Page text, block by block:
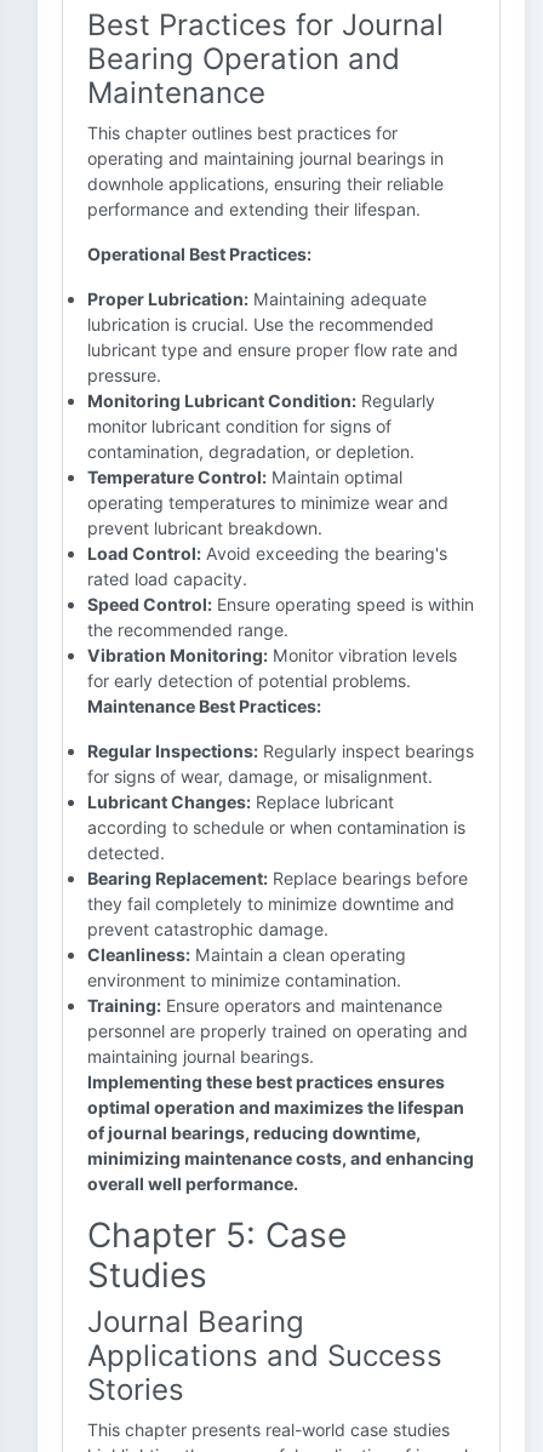
Best Practices for Journal
Bearing Operation and
Maintenance
This chapter outlines best practices for
operating and maintaining journal bearings in
downhole applications, ensuring their reliable
performance and extending their lifespan.
Operational Best Practices:
Proper Lubrication: Maintaining adequate
lubrication is crucial. Use the recommended
lubricant type and ensure proper flow rate and
pressure.
Monitoring Lubricant Condition: Regularly
monitor lubricant condition for signs of
contamination, degradation, or depletion.
Temperature Control: Maintain optimal
operating temperatures to minimize wear and
prevent lubricant breakdown.
Load Control: Avoid exceeding the bearing's
rated load capacity.
Speed Control: Ensure operating speed is within
the recommended range.
Vibration Monitoring: Monitor vibration levels
for early detection of potential problems.
Maintenance Best Practices:
Regular Inspections: Regularly inspect bearings
for signs of wear, damage, or misalignment.
Lubricant Changes: Replace lubricant
according to schedule or when contamination is
detected.
Bearing Replacement: Replace bearings before
they fail completely to minimize downtime and
prevent catastrophic damage.
Cleanliness: Maintain a clean operating
environment to minimize contamination.
Training: Ensure operators and maintenance
personnel are properly trained on operating and
maintaining journal bearings.
Implementing these best practices ensures
optimal operation and maximizes the lifespan
of journal bearings, reducing downtime,
minimizing maintenance costs, and enhancing
overall well performance.
Chapter 5: Case
Studies
Journal Bearing
Applications and Success
Stories
This chapter presents real-world case studies